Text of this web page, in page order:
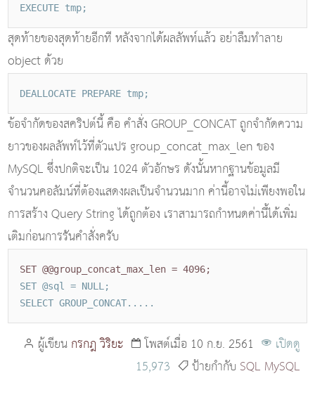
EXECUTE tmp;
สุดท้ายของสุดท้ายอีกที หลังจากได้ผลลัพท์แล้ว อย่าลืมทำลาย
object ด้วย
DEALLOCATE PREPARE tmp;
ข้อจำกัดของสคริปต์นี้ คือ คำสั่ง GROUP_CONCAT ถูกจำกัดความ
ยาวของผลลัพท์ไว้ที่ตัวแปร group_concat_max_len ของ
MySQL ซึ่งปกติจะเป็น 1024 ตัวอักษร ดังนั้นหากฐานข้อมูลมี
จำนวนคอลัมน์ที่ต้องแสดงผลเป็นจำนวนมาก ค่านี้อาจไม่เพียงพอใน
การสร้าง Query String ได้ถูกต้อง เราสามารถกำหนดค่านี้ได้เพิ่ม
เติมก่อนการรันคำสั่งครับ
SET @@group_concat_max_len = 4096;
SET @sql = NULL;
SELECT GROUP_CONCAT.....
ผู้เขียนกรกฎ วิริยะ โพสต์เมื่อ 10 ก.ย. 2561
เปิดดู
15,973
ป้ายกำกับ SQL MySQL